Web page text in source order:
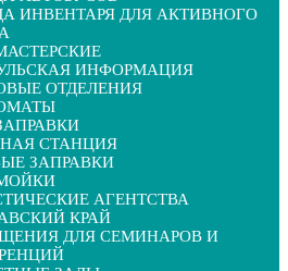
ИНВЕНТАРЯ ДЛЯ АКТИВНОГО
ИНФОРМАЦИЯ
ОТДЕЛЕНИЯ
СТАНЦИЯ
ЗАПРАВКИ
АГЕНТСТВА
КРАЙ
ДЛЯ СЕМИНАРОВ И